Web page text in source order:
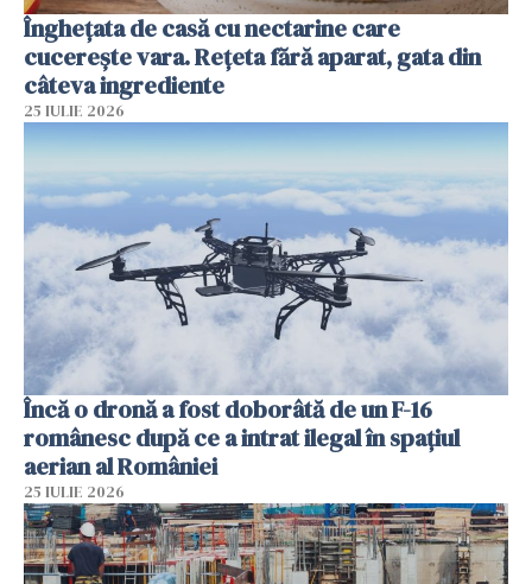
Înghețata de casă cu nectarine care
cucerește vara. Rețeta fără aparat, gata din
câteva ingrediente
25 IULIE 2026
Încă o dronă a fost doborâtă de un F-16
românesc după ce a intrat ilegal în spațiul
aerian al României
25 IULIE 2026